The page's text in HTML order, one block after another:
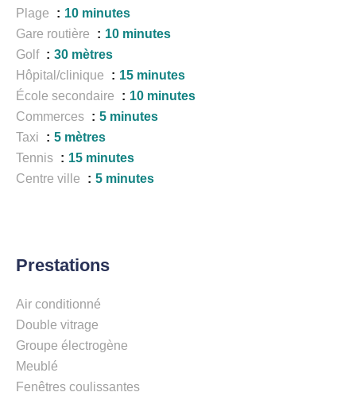
Plage
10 minutes
Gare routière
10 minutes
Golf
30 mètres
Hôpital/clinique
15 minutes
École secondaire
10 minutes
Commerces
5 minutes
Taxi
5 mètres
Tennis
15 minutes
Centre ville
5 minutes
Prestations
Air conditionné
Double vitrage
Groupe électrogène
Meublé
Fenêtres coulissantes